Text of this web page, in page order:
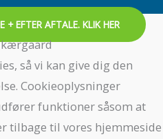
+ EFTER AFTALE. KLIK HER
så vi kan give dig den
Cookieoplysninger
funktioner såsom at
tilbage til vores hjemmeside